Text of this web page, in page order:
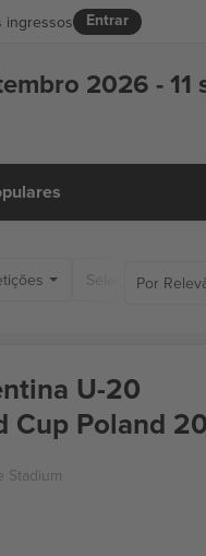
Entrar
ingressos
2026 - 11
Por
U-20
Cup Poland
Stadium